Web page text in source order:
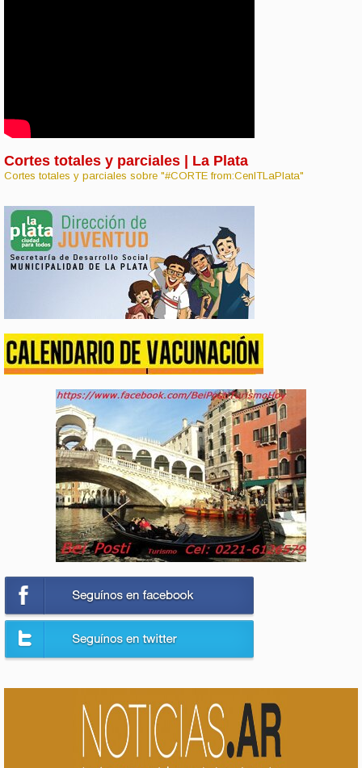
Cortes totales y parciales | La Plata
Cortes totales y parciales sobre "#CORTE from:CenITLaPlata"